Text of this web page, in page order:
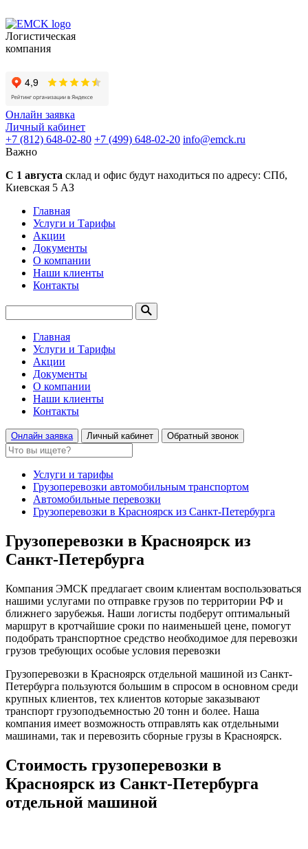
Логистическая
компания
Онлайн заявка
Личный кабинет
+7 (812) 648-02-80 +7 (499) 648-02-20 info@emck.ru
Важно
С 1 августа склад и офис будут находиться по адресу: СПб,
Киевская 5 АЗ
Главная
Услуги и Тарифы
Акции
Документы
О компании
Наши клиенты
Контакты
Главная
Услуги и Тарифы
Акции
Документы
О компании
Наши клиенты
Контакты
Онлайн заявка Личный кабинет Обратный звонок
Услуги и тарифы
Грузоперевозки автомобильным транспортом
Автомобильные перевозки
Грузоперевозки в Красноярск из Санкт-Петербурга
Грузоперевозки в Красноярск из
Санкт-Петербурга
Компания ЭМСК предлагает своим клиентам воспользоваться
нашими услугами по отправке грузов по территории РФ и
ближнего зарубежья. Наши логисты подберут оптимальный
маршрут в кротчайшие сроки по наименьшей цене, помогут
подобрать транспортное средство необходимое для перевозки
грузов требующих особые условия перевозки
Грузоперевозки в Красноярск отдельной машиной из Санкт-
Петербурга пользуются большим в спросом в основном среди
крупных клиентов, тех клиентов которые заказывают
транспорт грузоподъемностью 20 тонн и более. Наша
компания имеет возможность отправлять как отдельными
машинами, так и перевозить сборные грузы в Красноярск.
Стоимость грузоперевозки в
Красноярск из Санкт-Петербурга
отдельной машиной